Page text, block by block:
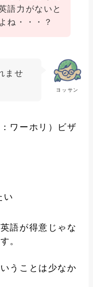
語力がないと
ね・・・？
ヨッサン
ませ
ワーホリ）ビザ
い
語が得意じゃな
。
うことは少なか